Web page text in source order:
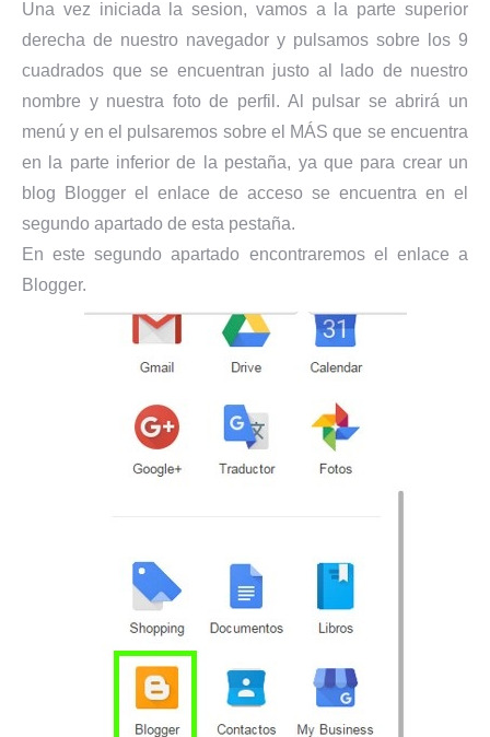
Una vez iniciada la sesion, vamos a la parte superior
derecha de nuestro navegador y pulsamos sobre los 9
cuadrados que se encuentran justo al lado de nuestro
nombre y nuestra foto de perfil. Al pulsar se abrirá un
menú y en el pulsaremos sobre el MÁS que se encuentra
en la parte inferior de la pestaña, ya que para crear un
blog Blogger el enlace de acceso se encuentra en el
segundo apartado de esta pestaña.
En este segundo apartado encontraremos el enlace a
Blogger.